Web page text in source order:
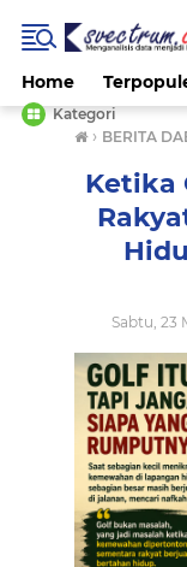
Home
Kategori
› BERITA
Ketika
Sabtu, 23